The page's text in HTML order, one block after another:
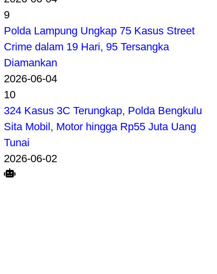
9
Polda Lampung Ungkap 75 Kasus Street
Crime dalam 19 Hari, 95 Tersangka
Diamankan
2026-06-04
10
324 Kasus 3C Terungkap, Polda Bengkulu
Sita Mobil, Motor hingga Rp55 Juta Uang
Tunai
2026-06-02